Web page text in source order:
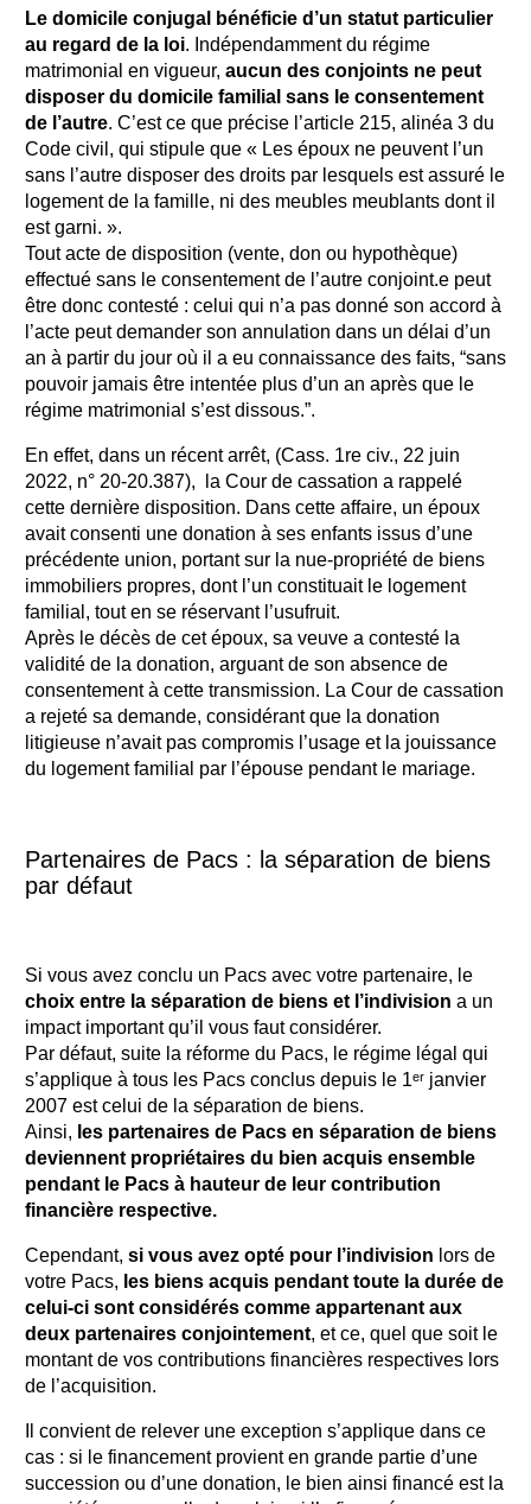
Le domicile conjugal bénéficie d’un statut particulier
au regard de la loi. Indépendamment du régime
matrimonial en vigueur, aucun des conjoints ne peut
disposer du domicile familial sans le consentement
de l’autre. C’est ce que précise l’article 215, alinéa 3 du
Code civil, qui stipule que « Les époux ne peuvent l’un
sans l’autre disposer des droits par lesquels est assuré le
logement de la famille, ni des meubles meublants dont il
est garni. ».
Tout acte de disposition (vente, don ou hypothèque)
effectué sans le consentement de l’autre conjoint.e peut
être donc contesté : celui qui n’a pas donné son accord à
l’acte peut demander son annulation dans un délai d’un
an à partir du jour où il a eu connaissance des faits, “sans
pouvoir jamais être intentée plus d’un an après que le
régime matrimonial s’est dissous.”.
En effet, dans un récent arrêt, (Cass. 1re civ., 22 juin
2022, n° 20-20.387),
la Cour de cassation a rappelé
cette dernière disposition. Dans cette affaire, un époux
avait consenti une donation à ses enfants issus d’une
précédente union, portant sur la nue-propriété de biens
immobiliers propres, dont l’un constituait le logement
familial, tout en se réservant l’usufruit.
Après le décès de cet époux, sa veuve a contesté la
validité de la donation, arguant de son absence de
consentement à cette transmission. La Cour de cassation
a rejeté sa demande, considérant que la donation
litigieuse n’avait pas compromis l’usage et la jouissance
du logement familial par l’épouse pendant le mariage.
Partenaires de Pacs : la séparation de biens
par défaut
Si vous avez conclu un Pacs avec votre partenaire, le
choix entre la séparation de biens et l’indivision a un
impact important qu’il vous faut considérer.
Par défaut, suite la réforme du Pacs, le régime légal qui
s’applique à tous les Pacs conclus depuis le 1ᵉʳ janvier
2007 est celui de la séparation de biens.
Ainsi, les partenaires de Pacs en séparation de biens
deviennent propriétaires du bien acquis ensemble
pendant le Pacs à hauteur de leur contribution
financière respective.
Cependant, si vous avez opté pour l’indivision lors de
votre Pacs, les biens acquis pendant toute la durée de
celui-ci sont considérés comme appartenant aux
deux partenaires conjointement, et ce, quel que soit le
montant de vos contributions financières respectives lors
de l’acquisition.
Il convient de relever une exception s’applique dans ce
cas : si le financement provient en grande partie d’une
succession ou d’une donation, le bien ainsi financé est la